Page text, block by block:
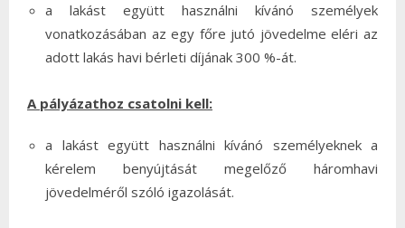
a lakást együtt használni kívánó személyek
vonatkozásában az egy főre jutó jövedelme eléri az
adott lakás havi bérleti díjának 300 %-át.
A pályázathoz csatolni kell:
a lakást együtt használni kívánó személyeknek a
kérelem benyújtását megelőző háromhavi
jövedelméről szóló igazolását.